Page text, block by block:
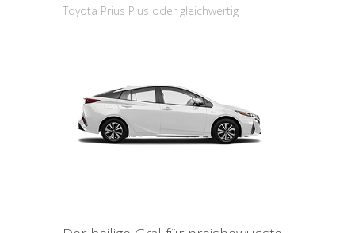
Toyota Prius Plus oder gleichwertig